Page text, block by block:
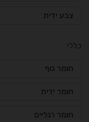
צבע ידית
כללי
חומר גוף
חומר ידית
חומר רגליים